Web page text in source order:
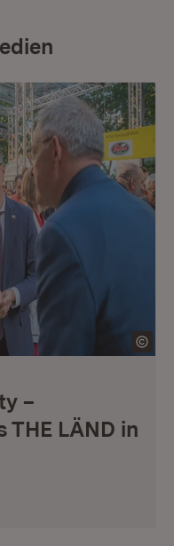
–
LÄND in